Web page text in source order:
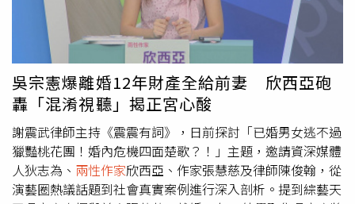
吳宗憲爆離婚12年財產全給前妻 欣西亞砲
轟「混淆視聽」揭正宮心酸
謝震武律師主持《震震有詞》，日前探討「已婚男女逃不過
獵豔桃花團！婚內危機四面楚歌？！」主題，邀請資深媒體
人狄志為、 兩性作家欣西亞、作家張慧慈及律師陳俊翰，從
演藝圈熱議話題到社會真實案例進行深入剖析。提到綜藝天